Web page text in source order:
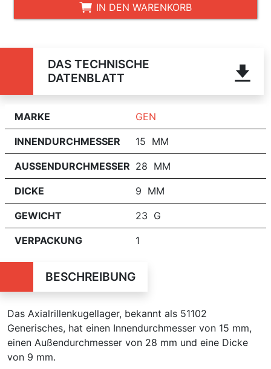
IN DEN WARENKORB
DAS TECHNISCHE
DATENBLATT
MARKE GEN
INNENDURCHMESSER 15 MM
AUSSENDURCHMESSER 28 MM
DICKE 9 MM
GEWICHT 23 G
VERPACKUNG 1
BESCHREIBUNG
Das Axialrillenkugellager, bekannt als 51102
Generisches, hat einen Innendurchmesser von 15 mm,
einen Außendurchmesser von 28 mm und eine Dicke
von 9 mm.